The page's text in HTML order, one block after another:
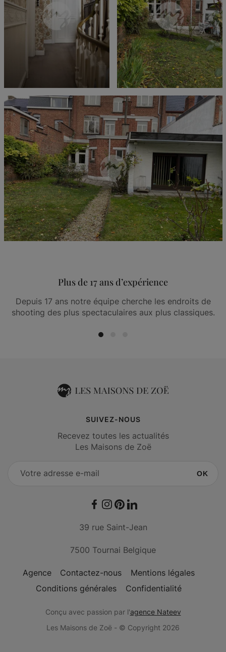
Plus de 17 ans d’expérience
Depuis 17 ans notre équipe cherche les endroits de
shooting des plus spectaculaires aux plus classiques.
Agence Contactez-nous
Mentions légales
Conditions générales
Confidentialité
39 rue Saint-Jean
7500 Tournai Belgique
SUIVEZ-NOUS
Recevez toutes les actualités
Les Maisons de Zoë
OK
Les Maisons de Zoë - © Copyright 2026
Conçu avec passion par l'agence Nateev